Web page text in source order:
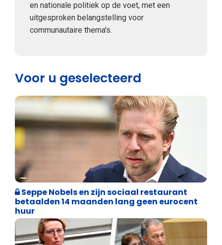
en nationale politiek op de voet, met een
uitgesproken belangstelling voor
communautaire thema's.
Voor u geselecteerd
Binnenland politiek
Seppe Nobels en zijn sociaal restaurant
betaalden 14 maanden lang geen eurocent
huur